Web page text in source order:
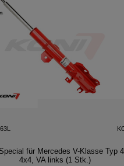
für Mercedes V-Klasse Typ
4x4, VA links (1 Stk.)